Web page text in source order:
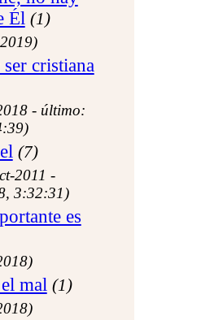
Él (1)
cristiana
- último:
(7)
2011 -
3:32:31)
es
mal (1)